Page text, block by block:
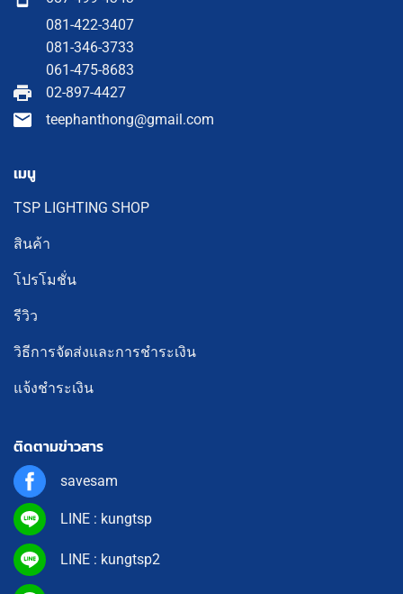
081-422-3407
081-346-3733
061-475-8683
02-897-4427
teephanthong@gmail.com
เมนู
TSP LIGHTING SHOP
สินค้า
โปรโมชั่น
รีวิว
วิธีการจัดส่งและการชำระเงิน
แจ้งชำระเงิน
ติดตามข่าวสาร
savesam
LINE : kungtsp
LINE : kungtsp2